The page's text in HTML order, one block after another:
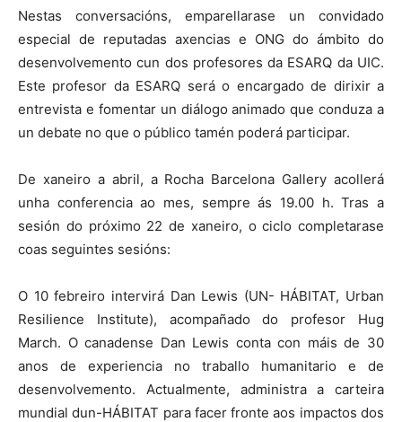
Nestas conversacións, emparellarase un convidado
especial de reputadas axencias e ONG do ámbito do
desenvolvemento cun dos profesores da ESARQ da UIC.
Este profesor da ESARQ será o encargado de dirixir a
entrevista e fomentar un diálogo animado que conduza a
un debate no que o público tamén poderá participar.
De xaneiro a abril, a Rocha Barcelona Gallery acollerá
unha conferencia ao mes, sempre ás 19.00 h. Tras a
sesión do próximo 22 de xaneiro, o ciclo completarase
coas seguintes sesións:
O 10 febreiro intervirá Dan Lewis (UN- HÁBITAT, Urban
Resilience Institute), acompañado do profesor Hug
March. O canadense Dan Lewis conta con máis de 30
anos de experiencia no traballo humanitario e de
desenvolvemento. Actualmente, administra a carteira
mundial dun-HÁBITAT para facer fronte aos impactos dos